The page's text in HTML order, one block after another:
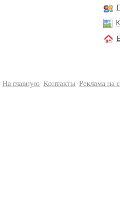
На главную Контакты Реклама на